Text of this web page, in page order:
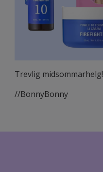
Trevlig midsommarhelg!
//BonnyBonny